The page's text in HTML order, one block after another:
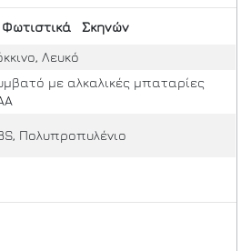
Φωτιστικά
Σκηνών
Λευκό
με αλκαλικές μπαταρίες
Πολυπροπυλένιο